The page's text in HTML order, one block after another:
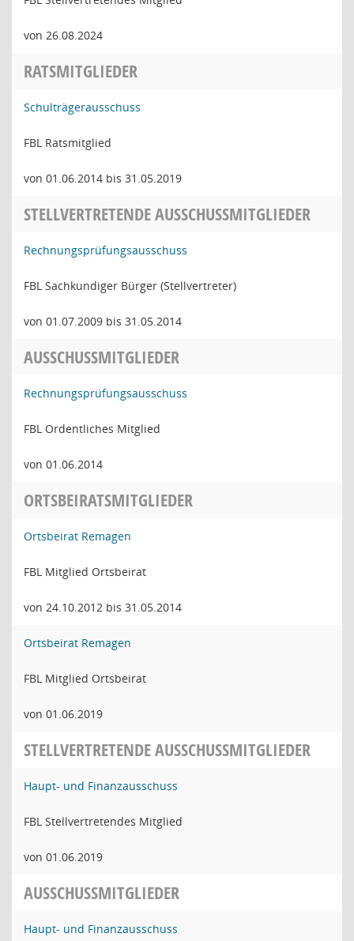
von 26.08.2024
RATSMITGLIEDER
Schulträgerausschuss
FBL Ratsmitglied
von 01.06.2014 bis 31.05.2019
STELLVERTRETENDE AUSSCHUSSMITGLIEDER
Rechnungsprüfungsausschuss
FBL Sachkundiger Bürger (Stellvertreter)
von 01.07.2009 bis 31.05.2014
AUSSCHUSSMITGLIEDER
Rechnungsprüfungsausschuss
FBL Ordentliches Mitglied
von 01.06.2014
ORTSBEIRATSMITGLIEDER
Ortsbeirat Remagen
FBL Mitglied Ortsbeirat
von 24.10.2012 bis 31.05.2014
Ortsbeirat Remagen
FBL Mitglied Ortsbeirat
von 01.06.2019
STELLVERTRETENDE AUSSCHUSSMITGLIEDER
Haupt- und Finanzausschuss
FBL Stellvertretendes Mitglied
von 01.06.2019
AUSSCHUSSMITGLIEDER
Haupt- und Finanzausschuss